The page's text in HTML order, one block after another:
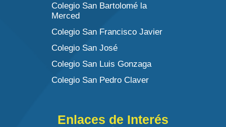
Colegio San Bartolomé la
Merced
Colegio San Francisco Javier
Colegio San José
Colegio San Luis Gonzaga
Colegio San Pedro Claver
Enlaces de Interés